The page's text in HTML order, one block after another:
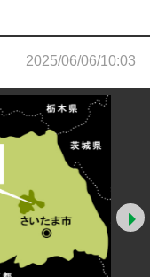
2025/06/06/10:03